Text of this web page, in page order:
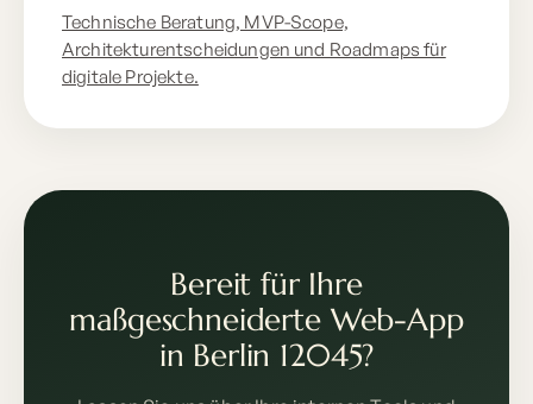
Technische Beratung, MVP-Scope,
Architekturentscheidungen und Roadmaps für
digitale Projekte.
Bereit für Ihre
maßgeschneiderte Web-App
in Berlin 12045?